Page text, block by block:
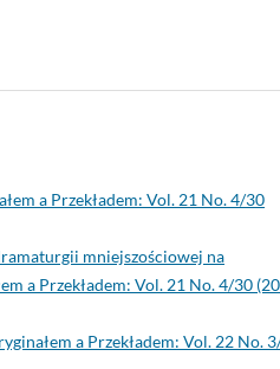
a Przekładem: Vol. 21 No. 4/30
mniejszościowej na
a Przekładem: Vol. 21 No. 4/30
a Przekładem: Vol. 22 No.